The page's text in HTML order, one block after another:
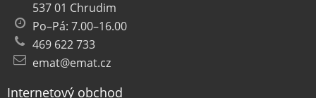
537 01 Chrudim
Po–Pá: 7.00–16.00
469 622 733
emat@emat.cz
Internetový obchod